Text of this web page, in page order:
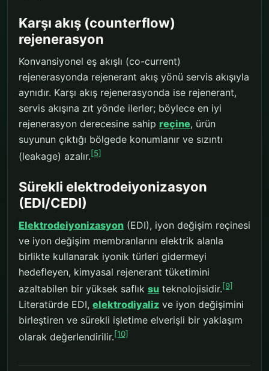
Karşı akış (counterflow)
rejenerasyon
Konvansiyonel eş akışlı (co-current)
rejenerasyonda rejenerant akış yönü servis akışıyla
aynıdır. Karşı akış rejenerasyonda ise rejenerant,
servis akışına zıt yönde ilerler; böylece en iyi
rejenerasyon derecesine sahip reçine, ürün
suyunun çıktığı bölgede konumlanır ve sızıntı
(leakage) azalır.[5]
Sürekli elektrodeiyonizasyon
(EDI/CEDI)
Elektrodeiyonizasyon (EDI), iyon değişim reçinesi
ve iyon değişim membranlarını elektrik alanla
birlikte kullanarak iyonik türleri gidermeyi
hedefleyen, kimyasal rejenerant tüketimini
azaltabilen bir yüksek saflık su teknolojisidir.[9]
Literatürde EDI, elektrodiyaliz ve iyon değişimini
birleştiren ve sürekli işletime elverişli bir yaklaşım
olarak değerlendirilir.[10]